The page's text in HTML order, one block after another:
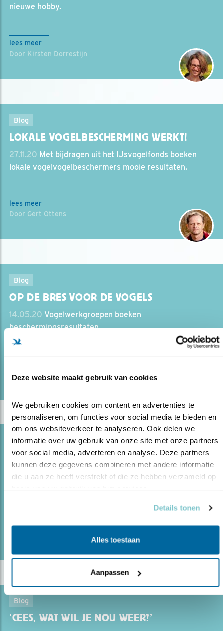
Deze website maakt gebruik van cookies
We gebruiken cookies om content en advertenties te
personaliseren, om functies voor social media te bieden en
om ons websiteverkeer te analyseren. Ook delen we
informatie over uw gebruik van onze site met onze partners
voor social media, adverteren en analyse. Deze partners
kunnen deze gegevens combineren met andere informatie
die u aan ze heeft verstrekt of die ze hebben verzameld op
Details tonen
Alles toestaan
Aanpassen
nieuwe hobby.
lees meer
Door Kirsten Dorrestijn
Blog
LOKALE VOGELBESCHERMING WERKT!
27.11.20 Met bijdragen uit het IJsvogelfonds boeken
lokale vogelvogelbeschermers mooie resultaten.
lees meer
Door Gert Ottens
Blog
OP DE BRES VOOR DE VOGELS
14.05.20 Vogelwerkgroepen boeken
beschermingsresultaten.
Door Kirsten Dorrestijn
Blog
NATUURBESCHERMER WIM DE WILDE
10.01.19Wim de Wilde houdt als WetlandWacht de
Blog
‘CEES, WAT WIL JE NOU WEER?’